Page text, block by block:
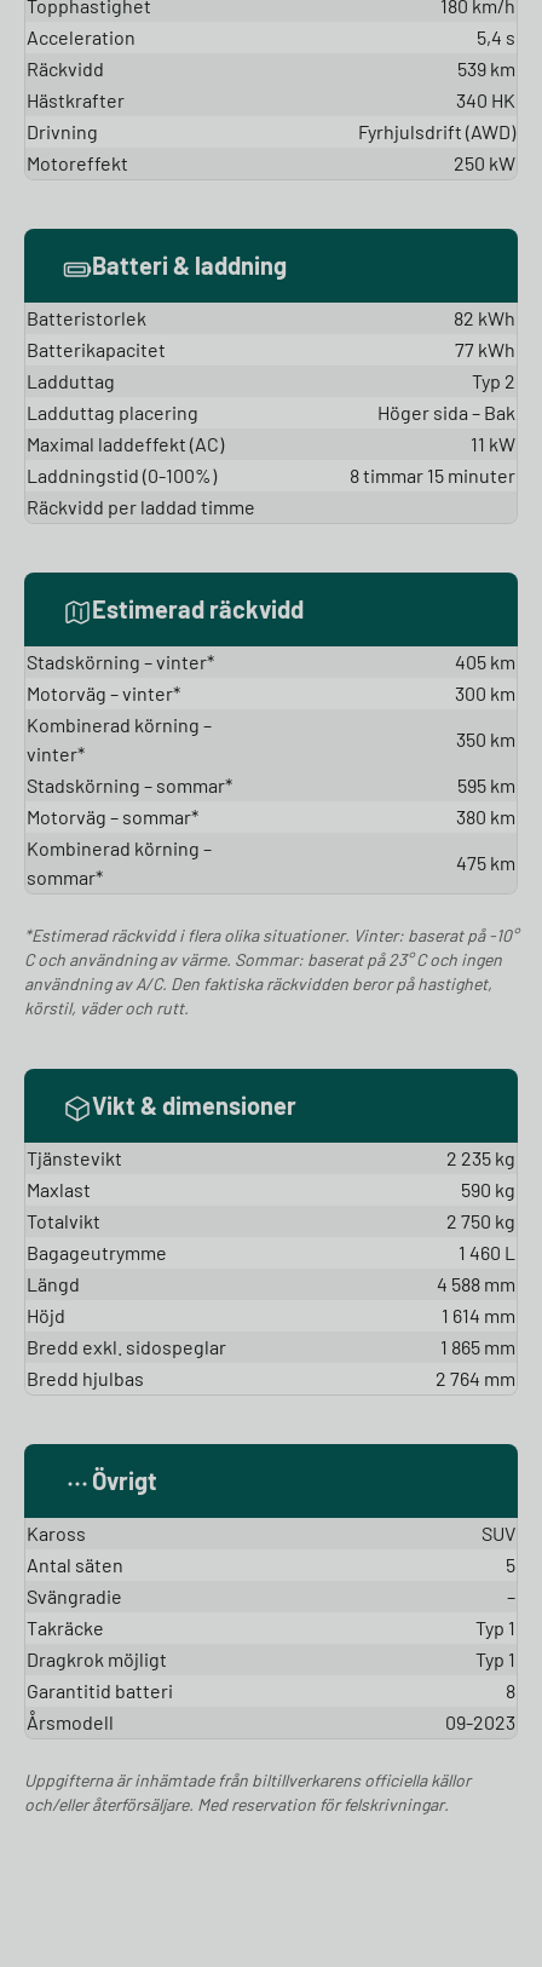
Topphastighet
180 km/h
Acceleration
5,4 s
Räckvidd
539 km
Hästkrafter
340 HK
Drivning
Fyrhjulsdrift (AWD)
Motoreffekt
250 kW
Batteri & laddning
Batteristorlek
82 kWh
Batterikapacitet
77 kWh
Ladduttag
Typ 2
Ladduttag placering
Höger sida – Bak
Maximal laddeffekt (AC)
11 kW
Laddningstid (0-100%)
8 timmar 15 minuter
Räckvidd per laddad timme
Estimerad räckvidd
Stadskörning – vinter*
405 km
Motorväg – vinter*
300 km
Kombinerad körning –
vinter*
350 km
Stadskörning – sommar*
595 km
Motorväg – sommar*
380 km
Kombinerad körning –
sommar*
475 km
*Estimerad räckvidd i flera olika situationer. Vinter: baserat på -10°
C och användning av värme. Sommar: baserat på 23° C och ingen
användning av A/C. Den faktiska räckvidden beror på hastighet,
körstil, väder och rutt.
Vikt & dimensioner
Tjänstevikt
2 235 kg
Maxlast
590 kg
Totalvikt
2 750 kg
Bagageutrymme
1 460 L
Längd
4 588 mm
Höjd
1 614 mm
Bredd exkl. sidospeglar
1 865 mm
Bredd hjulbas
2 764 mm
Övrigt
Kaross
SUV
Antal säten
5
Svängradie
–
Takräcke
Typ 1
Dragkrok möjligt
Typ 1
Garantitid batteri
8
Årsmodell
09-2023
Uppgifterna är inhämtade från biltillverkarens officiella källor
och/eller återförsäljare. Med reservation för felskrivningar.